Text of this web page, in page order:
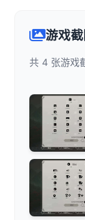
游戏截
共 4 张游戏